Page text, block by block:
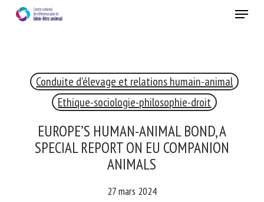
Menu
Conduite d'élevage et relations humain-animal
Ethique-sociologie-philosophie-droit
EUROPE’S HUMAN-ANIMAL BOND, A
SPECIAL REPORT ON EU COMPANION
ANIMALS
27 mars 2024
RECEVEZ CHAQUE MOIS GRATUITEMENT
LES DERNIÈRES ACTUALITÉS SUR LE BIEN-ÊTRE
ANIMAL